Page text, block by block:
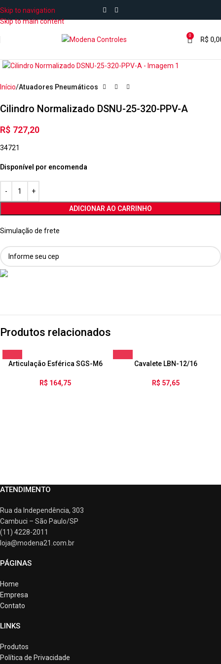
Skip to navigation
Skip to main content
0 R$
Início Atuadores Pneumáticos
Cilindro Normalizado DSNU-25-320-PPV-A
R$ 727,20
34721
Disponível por encomenda
ADICIONAR AO CARRINHO
Simulação de frete
Produtos relacionados
Articulação Esférica SGS-M6
R$ 164,75
Cavalete LBN-12/16
R$ 57,65
ATENDIMENTO
Rua da Independência, 303
Cambuci – São Paulo/SP
(11) 4228-2011
loja@modena21.com.br
PÁGINAS
Home
Empresa
Contato
LINKS
Produtos
Política de Privacidade